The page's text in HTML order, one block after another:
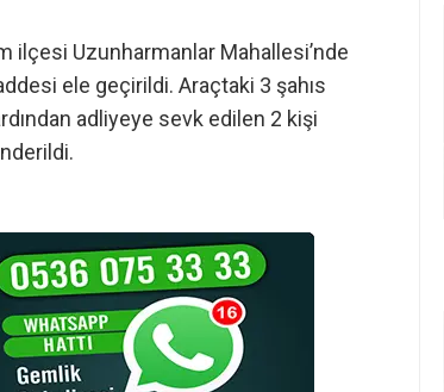
ilçesi Uzunharmanlar Mahallesi’nde
ele geçirildi. Araçtaki 3 şahıs
adliyeye sevk edilen 2 kişi